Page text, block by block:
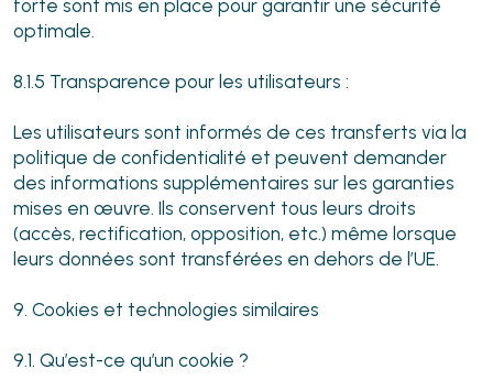
forte sont mis en place pour garantir une sécurité
optimale.
8.1.5 Transparence pour les utilisateurs :
Les utilisateurs sont informés de ces transferts via la
politique de confidentialité et peuvent demander
des informations supplémentaires sur les garanties
mises en œuvre. Ils conservent tous leurs droits
(accès, rectification, opposition, etc.) même lorsque
leurs données sont transférées en dehors de l’UE.
9. Cookies et technologies similaires
9.1. Qu’est-ce qu’un cookie ?